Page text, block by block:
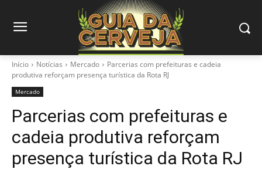
Início Notícias Mercado
Parcerias com prefeituras e cadeia
produtiva reforçam presença turística da Rota RJ
Mercado
Parcerias com prefeituras e
cadeia produtiva reforçam
presença turística da Rota RJ